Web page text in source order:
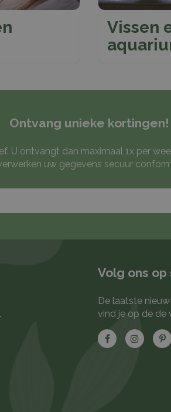
Vissen
Ontvang unieke kortingen!
U ontvangt dan maximaal 1x per
uw gegevens secuur
Volg ons
De laatste
vind je op de de